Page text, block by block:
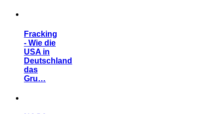
Fracking
- Wie die
USA in
Deutschland
das
Gru…